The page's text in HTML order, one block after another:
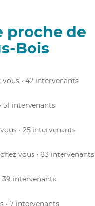
proche de
Bois
vous • 42 intervenants
51 intervenants
• 25 intervenants
vous • 83 intervenants
39 intervenants
• 7 intervenants